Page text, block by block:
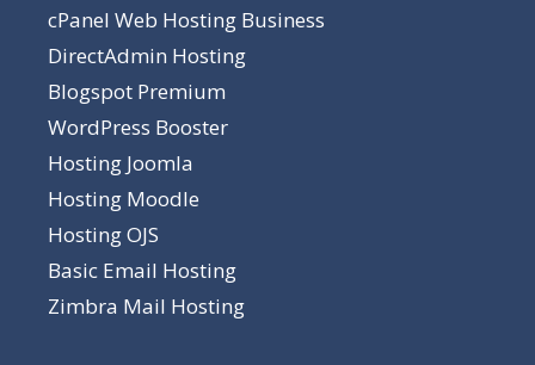
cPanel Web Hosting Business
DirectAdmin Hosting
Blogspot Premium
WordPress Booster
Hosting Joomla
Hosting Moodle
Hosting OJS
Basic Email Hosting
Zimbra Mail Hosting